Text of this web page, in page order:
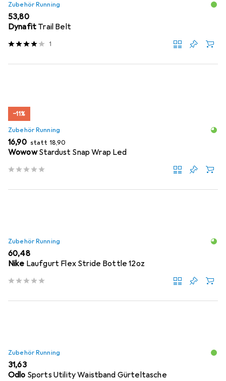
Zubehör Running
EUR
53,80
Dynafit Trail Belt
1
−11%
Zubehör Running
EUR
16,90 statt EUR
18,90
Wowow Stardust Snap Wrap Led
Zubehör Running
EUR
60,48
Nike Laufgurt Flex Stride Bottle 12oz
Zubehör Running
EUR
31,63
Odlo Sports Utility Waistband Gürteltasche